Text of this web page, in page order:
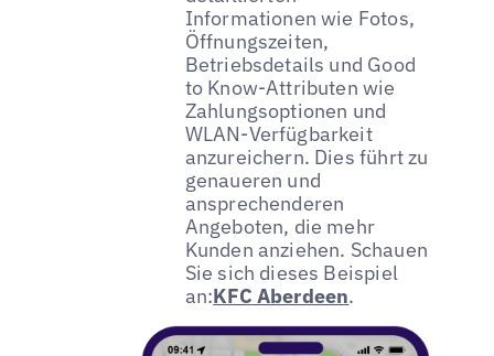
Informationen wie Fotos,
Öffnungszeiten,
Betriebsdetails und Good
to Know-Attributen wie
Zahlungsoptionen und
WLAN-Verfügbarkeit
anzureichern. Dies führt zu
genaueren und
ansprechenderen
Angeboten, die mehr
Kunden anziehen. Schauen
Sie sich dieses Beispiel
an:KFC Aberdeen.